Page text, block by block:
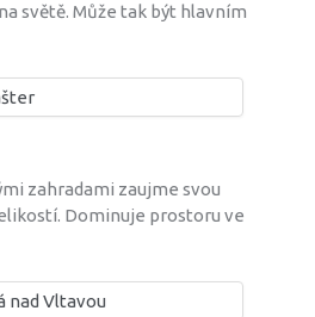
světě. Může tak být hlavním
zahradami zaujme svou
Dominuje prostoru ve